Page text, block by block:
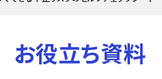
お役立ち資料